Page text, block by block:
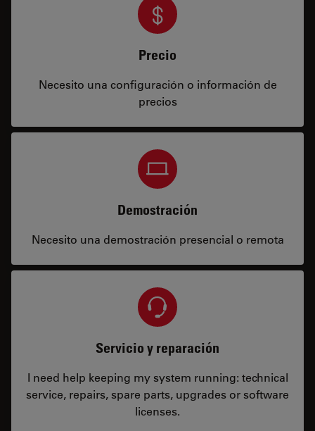
Precio
Necesito una configuración o información de
precios
Demostración
Necesito una demostración presencial o remota
Servicio y reparación
I need help keeping my system running: technical
service, repairs, spare parts, upgrades or software
licenses.